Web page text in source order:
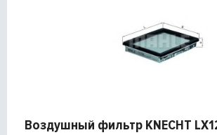
Воздушный фильтр KNECHT